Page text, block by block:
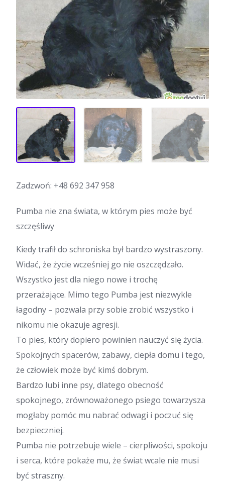
Zadzwoń: +48 692 347 958
Pumba nie zna świata, w którym pies może być
szczęśliwy
Kiedy trafił do schroniska był bardzo wystraszony.
Widać, że życie wcześniej go nie oszczędzało.
Wszystko jest dla niego nowe i trochę
przerażające. Mimo tego Pumba jest niezwykle
łagodny – pozwala przy sobie zrobić wszystko i
nikomu nie okazuje agresji.
To pies, który dopiero powinien nauczyć się życia.
Spokojnych spacerów, zabawy, ciepła domu i tego,
że człowiek może być kimś dobrym.
Bardzo lubi inne psy, dlatego obecność
spokojnego, zrównoważonego psiego towarzysza
mogłaby pomóc mu nabrać odwagi i poczuć się
bezpieczniej.
Pumba nie potrzebuje wiele – cierpliwości, spokoju
i serca, które pokaże mu, że świat wcale nie musi
być straszny.